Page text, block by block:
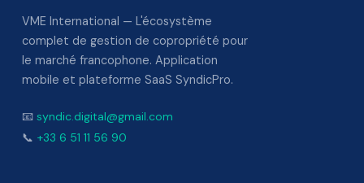
VME International — L'écosystème
complet de gestion de copropriété pour
le marché francophone. Application
mobile et plateforme SaaS SyndicPro.
📧 syndic.digital@gmail.com
📞 +33 6 51 11 56 90